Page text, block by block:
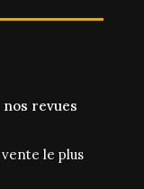
revues
le plus